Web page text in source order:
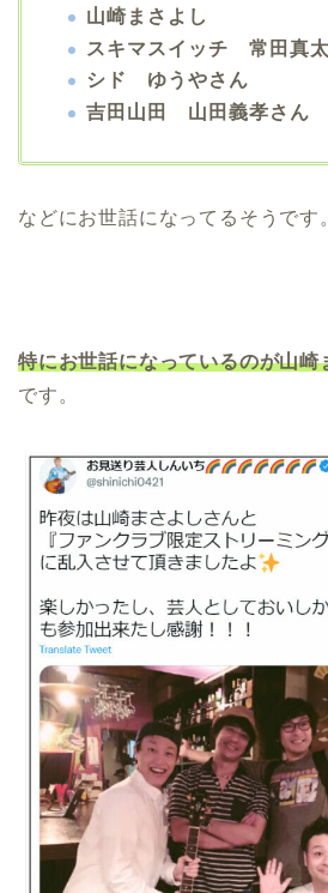
山崎まさよし
スキマスイッチ 常田真
シド ゆうやさん
吉田山田 山田義孝さん
などにお世話になってるそうです
特にお世話になっているのが山崎
です。